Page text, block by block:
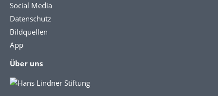
Social Media
Datenschutz
Bildquellen
App
Über uns